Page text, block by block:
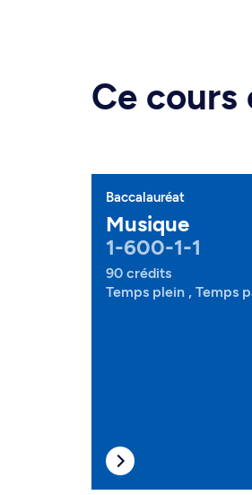
Ce
Baccalauréat
Musique
1-600-1-1
90 crédits
Temps plein , Temps